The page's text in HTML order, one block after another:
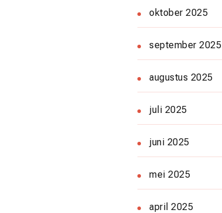
oktober 2025
september 2025
augustus 2025
juli 2025
juni 2025
mei 2025
april 2025